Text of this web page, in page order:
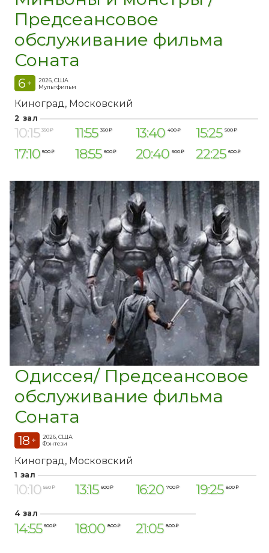
Предсеансовое
обслуживание фильма
Соната
6 +
2026, США
Мультфильм
Киноград Московский
2 зал
10:15 350 ₽ 11:55 350 ₽ 13:40 400 ₽ 15:25 500 ₽
17:10 500 ₽ 18:55 600 ₽ 20:40 600 ₽ 22:25 600 ₽
Одиссея/ Предсеансовое
обслуживание фильма
Соната
18 +
2026, США
Фэнтези
Киноград Московский
1 зал
10:10 550 ₽ 13:15 600 ₽ 16:20 700 ₽ 19:25 800 ₽
4 зал
14:55 600 ₽ 18:00 800 ₽ 21:05 800 ₽